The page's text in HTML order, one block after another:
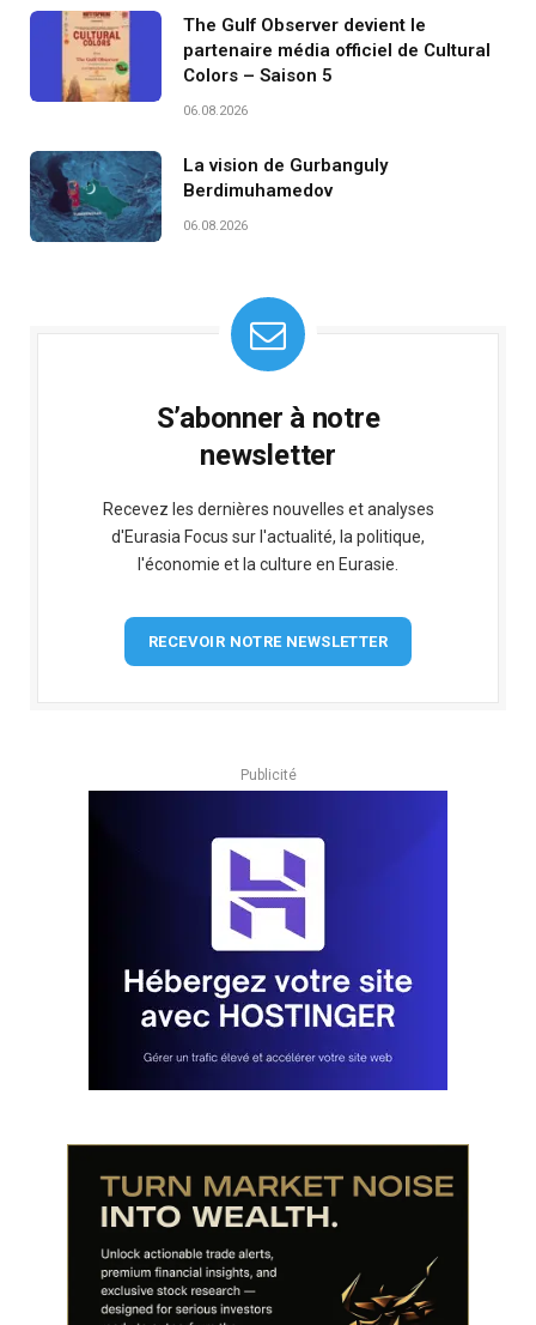
The Gulf Observer devient le
partenaire média officiel de Cultural
Colors – Saison 5
06.08.2026
La vision de Gurbanguly
Berdimuhamedov
06.08.2026
S’abonner à notre
newsletter
Recevez les dernières nouvelles et analyses
d'Eurasia Focus sur l'actualité, la politique,
l'économie et la culture en Eurasie.
RECEVOIR NOTRE NEWSLETTER
Publicité